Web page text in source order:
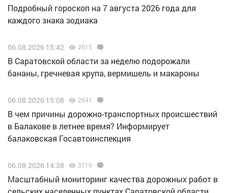
Подробный гороскоп на 7 августа 2026 года для
каждого знака зодиака
06.08.2026 15:42 2615
В Саратовской области за неделю подорожали
бананы, гречневая крупа, вермишель и макароны
06.08.2026 15:08 2641
В чем причины дорожно-транспортных происшествий
в Балакове в летнее время? Информирует
балаковская Госавтоинспекция
06.08.2026 14:38 3710
Масштабный мониторинг качества дорожных работ в